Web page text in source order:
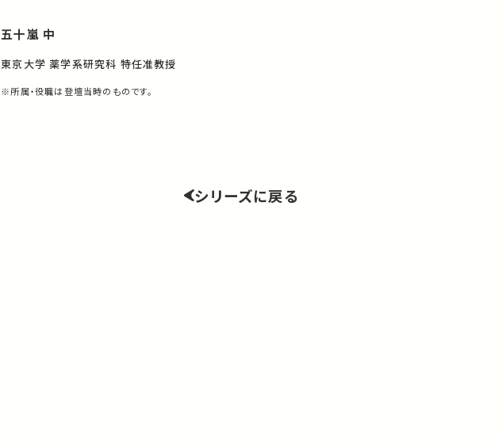
五十嵐 中
東京大学 薬学系研究科 特任准教授
※所属・役職は登壇当時のものです。
シリーズに戻る